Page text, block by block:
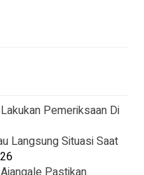
Pemeriksaan Di
Langsung Situasi Saat